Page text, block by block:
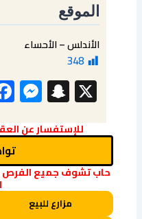
الموقع
الأندلس – الأحساء
348
X
للإستفسار عن
حاب تشوف جميع الفرص
مزارع للبيع